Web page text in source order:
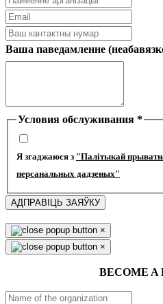
Ваша паведамленне
Условия обслуживания *
Я згаджаюся з "Палітыкай
персанальных дадзеных"
АДПРАВІЦЬ ЗАЯЎКУ
×
×
BECOME A